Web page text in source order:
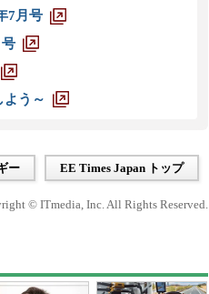
7月号
う～
ー EE Times Japan トップ
© ITmedia, Inc. All Rights Reserved.